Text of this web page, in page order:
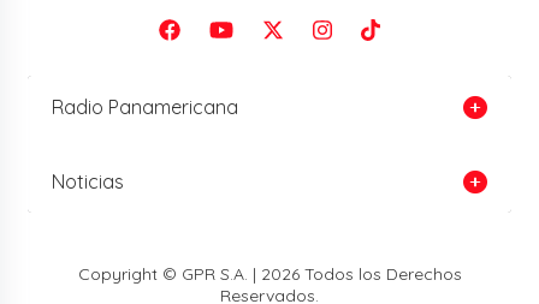
Radio Panamericana
Noticias
Copyright © GPR S.A. | 2026 Todos los Derechos
Reservados.